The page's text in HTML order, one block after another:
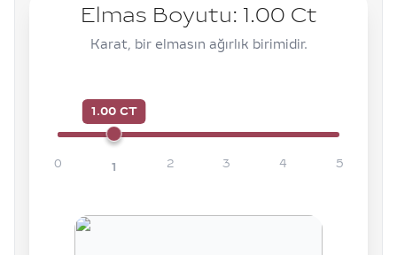
Elmas Boyutu: 1.00 Ct
Karat, bir elmasın ağırlık birimidir.
1.00 CT
0 1 2 3 4 5